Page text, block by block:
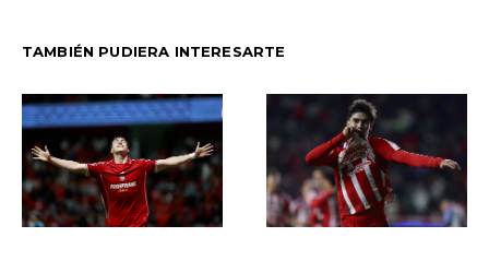
TAMBIÉN PUDIERA INTERESARTE